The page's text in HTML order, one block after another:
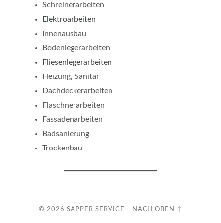
Schreinerarbeiten
Elektroarbeiten
Innenausbau
Bodenlegerarbeiten
Fliesenlegerarbeiten
Heizung, Sanitär
Dachdeckerarbeiten
Flaschnerarbeiten
Fassadenarbeiten
Badsanierung
Trockenbau
© 2026 SAPPER SERVICE — NACH OBEN ↑